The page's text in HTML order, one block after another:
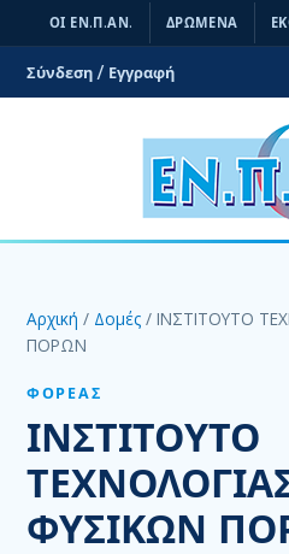
ΟΙ ΕΝ.Π.ΑΝ. ΔΡΩΜΕΝΑ
Σύνδεση / Εγγραφή
Δομή
Αρχική / Δομές / ΙΝΣΤΙΤΟΥΤΟ
ΠΟΡΩΝ
ΦΟΡΈΑΣ
ΙΝΣΤΙΤΟΥΤΟ
ΦΥΣΙΚΩΝ